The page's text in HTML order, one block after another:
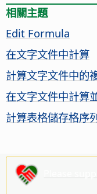
相關主題
Edit Formula
在文字文件中計算
計算文字文件中的
在文字文件中計算
計算表格儲存格序